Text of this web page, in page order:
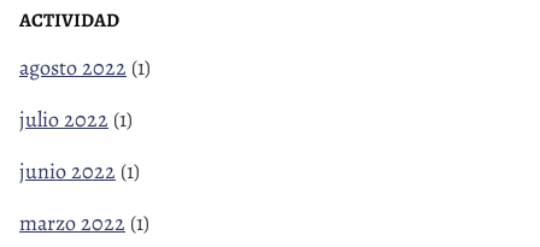
ACTIVIDAD
agosto 2022 (1)
julio 2022 (1)
junio 2022 (1)
marzo 2022 (1)